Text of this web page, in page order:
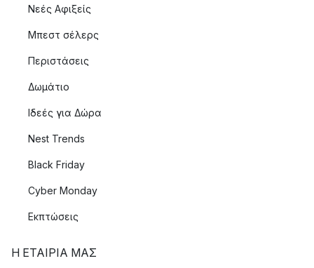
Νεές Αφιξείς
Μπεστ σέλερς
Περιστάσεις
Δωμάτιο
Ιδεές για Δώρα
Nest Trends
Black Friday
Cyber Monday
Εκπτώσεις
Η ΕΤΑΊΡΙΑ ΜΑΣ